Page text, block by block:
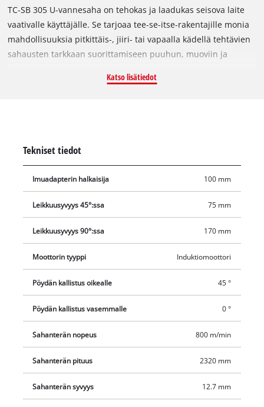
TC-SB 305 U-vannesaha on tehokas ja laadukas seisova laite
vaativalle käyttäjälle. Se tarjoaa tee-se-itse-rakentajille monia
mahdollisuuksia pitkittäis-, jiiri- tai vapaalla kädellä tehtävien
sahausten tarkkaan suorittamiseen puuhun, muoviin ja
riittää tehoja vaikeidenkin materiaalien miellyttävään
sahapöydällä, jota voidaan kallistaa portaattomasti 0–45
pikasäädöllä varustettu suuntaisvaste mahdollistavat tarkasti
ohjatut sahaukset. Vankat tukijalat takaavat tukevan asennon
ja optimaalisen työskentelykorkeuden. Purunpoistoliitäntä ja
turvallisen työskentelyn mahdollistava työntökapula sisältyvät
vannesahan varustukseen. Sähkömoottori on lisäksi suojattu
nollajännitekytkimellä mahdollisen sähkökatkon varalta.
Katso lisätiedot
Tekniset tiedot
Imuadapterin halkaisija 100 mm
Leikkuusyvyys 45°:ssa 75 mm
Leikkuusyvyys 90°:ssa 170 mm
Moottorin tyyppi Induktiomoottori
Pöydän kallistus oikealle 45 °
Pöydän kallistus vasemmalle 0 °
Sahanterän nopeus 800 m/min
Sahanterän pituus 2320 mm
Sahanterän syvyys 12.7 mm